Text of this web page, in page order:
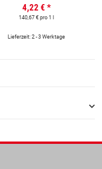
4,22 € *
140,67 € pro 1 l
Lieferzeit: 2 - 3 Werktage